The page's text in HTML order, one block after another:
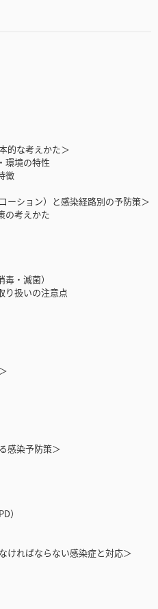
的な考えかた＞
環境の特性
徴
ーション）と感染経路別の予防策＞
の考えかた
・滅菌）
り扱いの注意点
感染予防策＞
）
ければならない感染症と対応＞